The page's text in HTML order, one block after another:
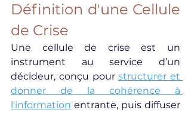
Définition d'une Cellule
de Crise
Une cellule de crise est un
instrument au service d’un
décideur, conçu pour structurer et
donner de la cohérence à
l'information entrante, puis diffuser